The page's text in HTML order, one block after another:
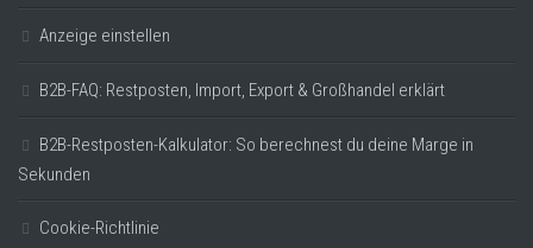
Anzeige einstellen
B2B-FAQ: Restposten, Import, Export & Großhandel erklärt
B2B-Restposten-Kalkulator: So berechnest du deine Marge in
Sekunden
Cookie-Richtlinie